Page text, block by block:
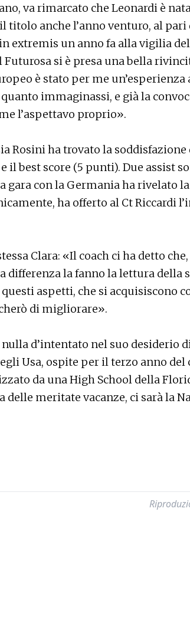
va rimarcato che Leonardi è
titolo anche l’anno venturo, al pari
extremis un anno fa alla vigilia
si è presa una bella
è stato per me un’esperienza
immaginassi, e già la
l’aspettavo proprio».
Rosini ha trovato la
il best score (5 punti). Due assist
gara con la Germania ha rivelato
ha offerto al Ct Riccardi
Clara: «Il coach ci ha detto
differenza la fanno la lettura della
aspetti, che si acquisiscono
di migliorare».
d’intentato nel suo desiderio
Usa, ospite per il terzo anno del
da una High School della
meritate vacanze, ci sarà la